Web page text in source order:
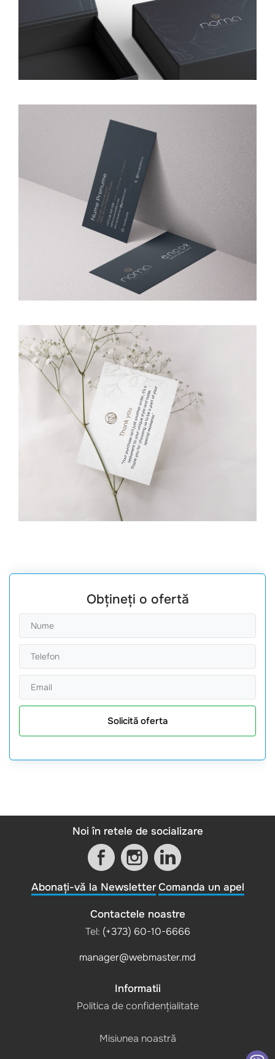
Obțineți o ofertă
Solicită oferta
Noi în retele de socializare
Abonați-vă la Newsletter Comanda un apel
Contactele noastre
Tel: (+373) 60-10-6666
manager@webmaster.md
Informatii
Politica de confidențialitate
Misiunea noastră